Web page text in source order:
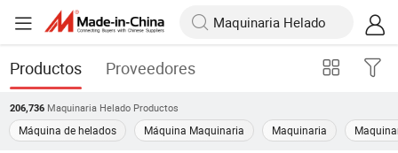
Productos Proveedores
206,736 Maquinaria Helado Productos
Máquina de helados Máquina Maquinaria Maquinaria